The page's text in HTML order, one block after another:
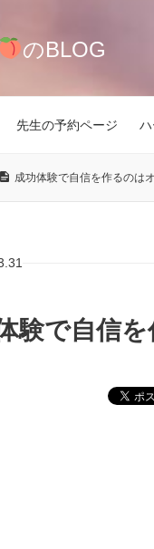
のBLOG
先生の予約ページ
成功体験で自信を作るのは
験で自信